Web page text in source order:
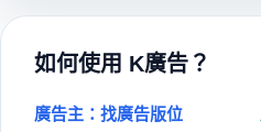
如何使用 K廣告？
廣告主：找廣告版位